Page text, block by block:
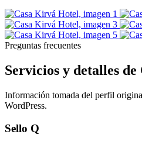
Preguntas frecuentes
Servicios y detalles
Información tomada del perfil
WordPress.
Sello Q